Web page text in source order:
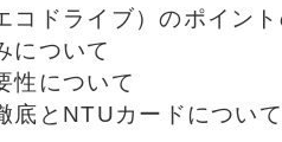
ドライブ）のポイン
について
性について
底とNTUカードについ